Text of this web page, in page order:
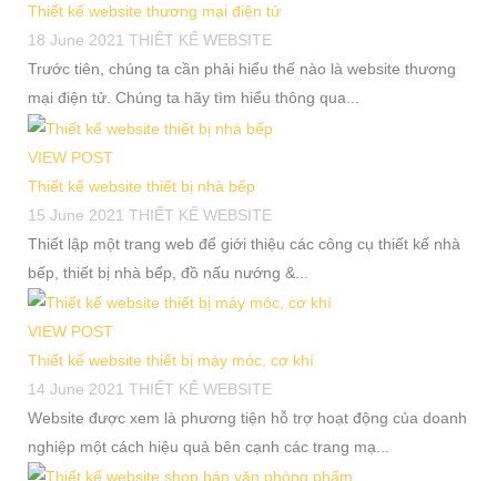
Thiết kế website thương mại điện tử
18 June 2021 THIẾT KẾ WEBSITE
Trước tiên, chúng ta cần phải hiểu thế nào là website thương
mại điện tử. Chúng ta hãy tìm hiểu thông qua...
VIEW POST
Thiết kế website thiết bị nhà bếp
15 June 2021 THIẾT KẾ WEBSITE
Thiết lập một trang web để giới thiệu các công cụ thiết kế nhà
bếp, thiết bị nhà bếp, đồ nấu nướng &...
VIEW POST
Thiết kế website thiết bị máy móc, cơ khí
14 June 2021 THIẾT KẾ WEBSITE
Website được xem là phương tiện hỗ trợ hoạt động của doanh
nghiệp một cách hiệu quả bên cạnh các trang mạ...